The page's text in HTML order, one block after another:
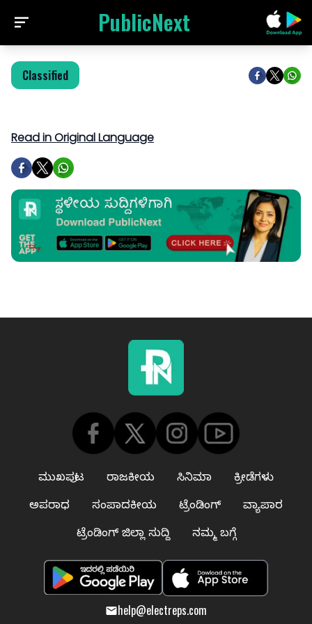
PublicNext
Classified
Read in Original Language
ಮುಖಪುಟ ರಾಜಕೀಯ ಸಿನಿಮಾ
ಕ್ರೀಡೆಗಳು
ಅಪರಾಧ
ಸಂಪಾದಕೀಯ ಟ್ರೆಂಡಿಂಗ್
ವ್ಯಾಪಾರ
ಟ್ರೆಂಡಿಂಗ್ ಜಿಲ್ಲಾ ಸುದ್ದಿ
ನಮ್ಮ ಬಗ್ಗೆ
help@electreps.com